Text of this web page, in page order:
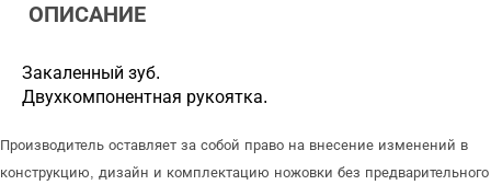
ОПИСАНИЕ
Закаленный зуб.
Двухкомпонентная рукоятка.
Производитель оставляет за собой право на внесение изменений в
конструкцию, дизайн и комплектацию ножовки без предварительного